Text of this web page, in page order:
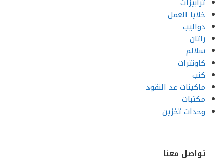
خلايا العمل
دواليب
راتان
سلالم
كاونترات
كنب
ماكينات عد النقود
مكتبات
وحدات تخزين
تواصل معنا